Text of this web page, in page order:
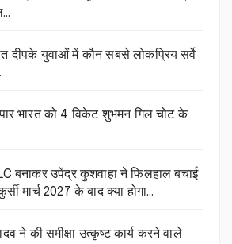
दीपके युवाओं में कौन सबसे लोकप्रिय सर्वे
भारत को 4 विकेट शुभमन गिल चोट के
बनाकर उपेंद्र कुशवाहा ने फिलहाल बचाई
मार्च 2027 के बाद क्या होगा…
ने की समीक्षा उत्कृष्ट कार्य करने वाले